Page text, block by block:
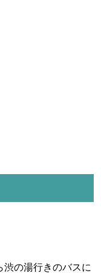
の湯行きのバスに